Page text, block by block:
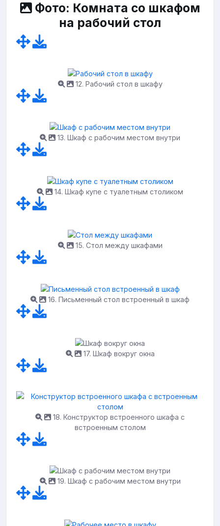
Фото: Комната со шкафом
на рабочий стол
12. Рабочий стол в шкафу
13. Шкаф с рабочим местом внутри
14. Шкаф купе с туалетным столиком
15. Стол между шкафами
16. Письменный стол встроенный в шкаф
17. Шкаф вокруг окна
18. Конструктор встроенного шкафа с
встроенным столом
19. Шкаф с рабочим местом внутри